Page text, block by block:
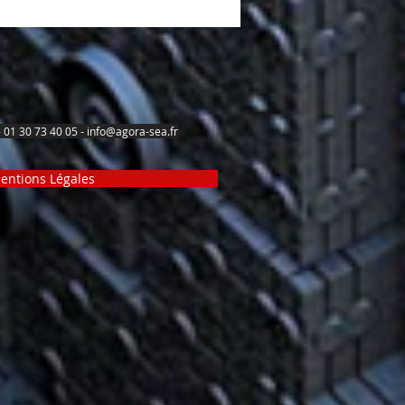
30 73 40 05 - info@agora-sea.fr
Légales